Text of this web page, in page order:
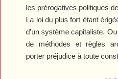
les prérogatives politiques
La loi du plus fort étant
d'un système capitaliste.
de méthodes et règles
porter préjudice à toute